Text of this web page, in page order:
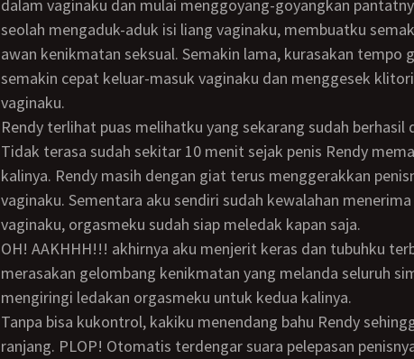
dalam vaginaku dan mulai menggoyang-goyangkan
seolah mengaduk-aduk isi liang vaginaku, membuatku
awan kenikmatan seksual. Semakin lama, kurasakan tempo
semakin cepat keluar-masuk vaginaku dan menggesek
vaginaku.
Rendy terlihat puas melihatku yang sekarang sudah berhasil ditaklukkan olehnya.
Tidak terasa sudah sekitar 10 menit sejak penis Rendy
kalinya. Rendy masih dengan giat terus menggerakkan
vaginaku. Sementara aku sendiri sudah kewalahan
vaginaku, orgasmeku sudah siap meledak kapan saja.
OH! AAKHHH!!! akhirnya aku menjerit keras dan tubuhku terbanting-banting saat aku
merasakan gelombang kenikmatan yang melanda seluruh
mengiringi ledakan orgasmeku untuk kedua kalinya.
Tanpa bisa kukontrol, kakiku menendang bahu Rendy sehingga Rendy terpelanting ke
ranjang. PLOP! Otomatis terdengar suara pelepasan